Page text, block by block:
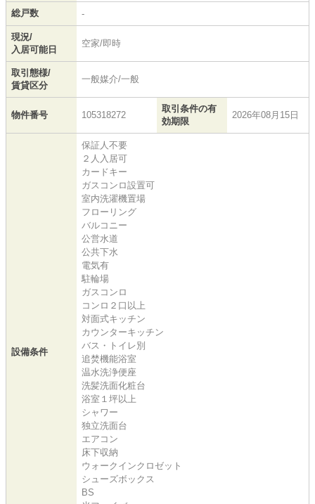
総戸数 -
現況/
入居可能日
空家/即時
取引態様/
賃貸区分
一般媒介/一般
物件番号 105318272
取引条件の有
効期限
2026年08月15日
設備条件
保証人不要
２人入居可
カードキー
ガスコンロ設置可
室内洗濯機置場
フローリング
バルコニー
公営水道
公共下水
電気有
駐輪場
ガスコンロ
コンロ２口以上
対面式キッチン
カウンターキッチン
バス・トイレ別
追焚機能浴室
温水洗浄便座
洗髪洗面化粧台
浴室１坪以上
シャワー
独立洗面台
エアコン
床下収納
ウォークインクロゼット
シューズボックス
BS